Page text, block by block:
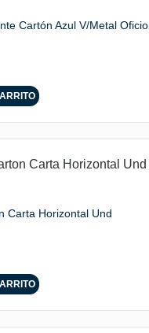
Cartón Azul V/Metal Oficio
Carta Horizontal Und